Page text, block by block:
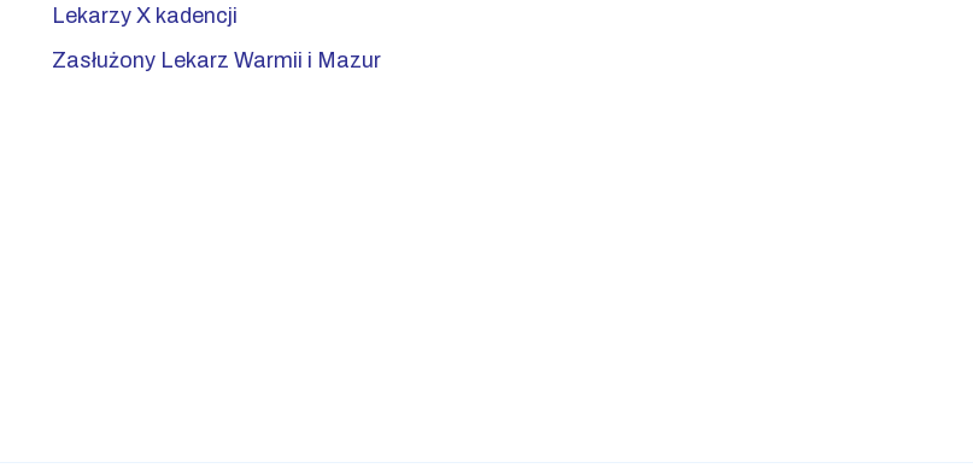
Lekarzy X kadencji
Zasłużony Lekarz Warmii i Mazur